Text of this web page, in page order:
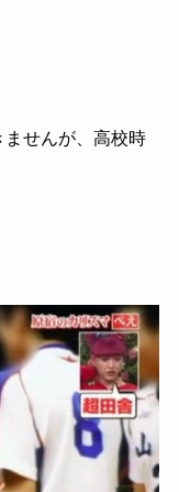
せんが、高校時